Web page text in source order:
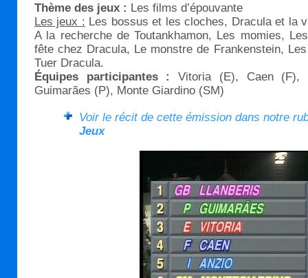
Thème des jeux : Les films d’épouvante
Les jeux : Les bossus et les cloches, Dracula et la
A la recherche de Toutankhamon, Les momies,
fête chez Dracula, Le monstre de Frankenstein,
Tuer Dracula.
Équipes participantes :Vitoria (E), Caen (F),
Guimarães (P), Monte Giardino (SM)
Voir le récit de cette émission dans notre
Jeux